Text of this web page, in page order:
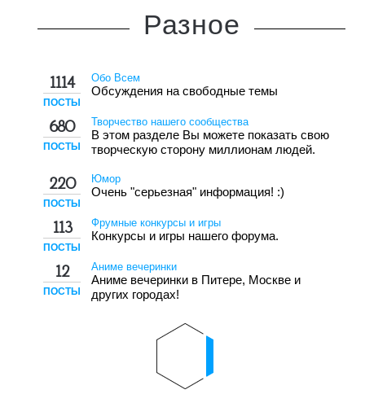
Разное
1114
ПОСТЫ
Обо Всем
Обсуждения на свободные темы
680
ПОСТЫ
Творчество нашего сообщества
В этом разделе Вы можете показать свою
творческую сторону миллионам людей.
220
ПОСТЫ
Юмор
Очень "серьезная" информация! :)
113
ПОСТЫ
Фрумные конкурсы и игры
Конкурсы и игры нашего форума.
12
ПОСТЫ
Аниме вечеринки
Аниме вечеринки в Питере, Москве и
других городах!